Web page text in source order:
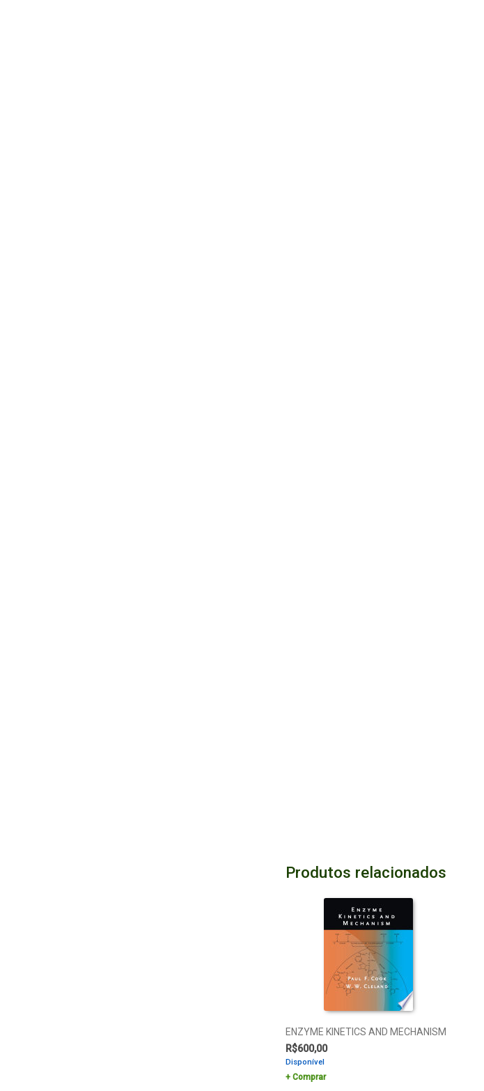
Produtos relacionados
ENZYME KINETICS AND MECHANISM
R$600,00
Disponível
Comprar